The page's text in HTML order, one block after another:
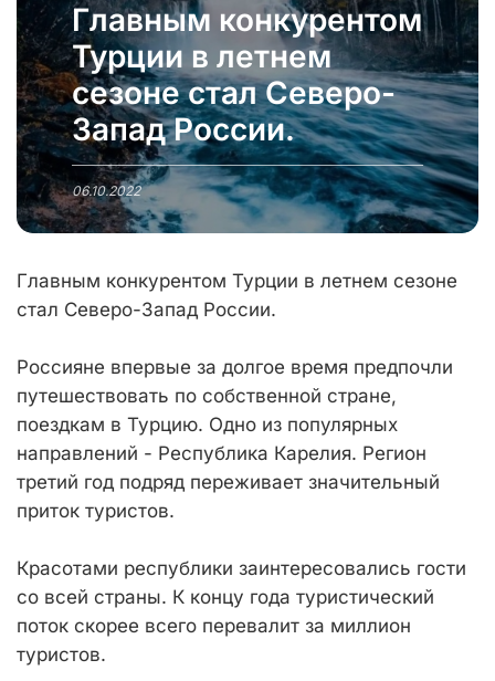
Главным конкурентом
Турции в летнем
сезоне стал Северо-
Запад России.
06.10.2022
Главным конкурентом Турции в летнем сезоне
стал Северо-Запад России.
Россияне впервые за долгое время предпочли
путешествовать по собственной стране,
поездкам в Турцию. Одно из популярных
направлений - Республика Карелия. Регион
третий год подряд переживает значительный
приток туристов.
Красотами республики заинтересовались гости
со всей страны. К концу года туристический
поток скорее всего перевалит за миллион
туристов.